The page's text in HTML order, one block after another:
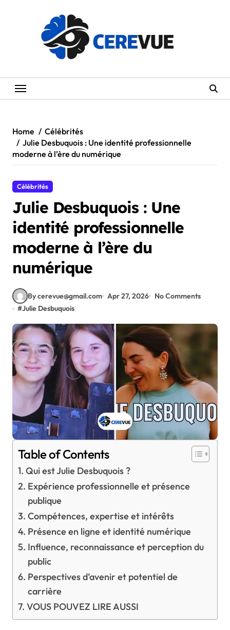
Home
Célébrités
Julie Desbuquois : Une identité professionnelle
moderne à l’ère du numérique
Célébrités
Julie Desbuquois : Une
identité professionnelle
moderne à l’ère du
numérique
By cerevue@gmail.com Apr 27, 2026
No Comments
#Julie Desbuquois
Table of Contents
Qui est Julie Desbuquois ?
Expérience professionnelle et présence
publique
Compétences, expertise et intérêts
Présence en ligne et identité numérique
Influence, reconnaissance et perception du
public
Perspectives d’avenir et potentiel de
carrière
VOUS POUVEZ LIRE AUSSI